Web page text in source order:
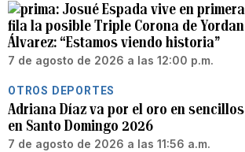
Josué Espada vive en primera
fila la posible Triple Corona de Yordan
Álvarez: “Estamos viendo historia”
7 de agosto de 2026 a las 12:00 p.m.
OTROS DEPORTES
Adriana Díaz va por el oro en sencillos
en Santo Domingo 2026
7 de agosto de 2026 a las 11:56 a.m.